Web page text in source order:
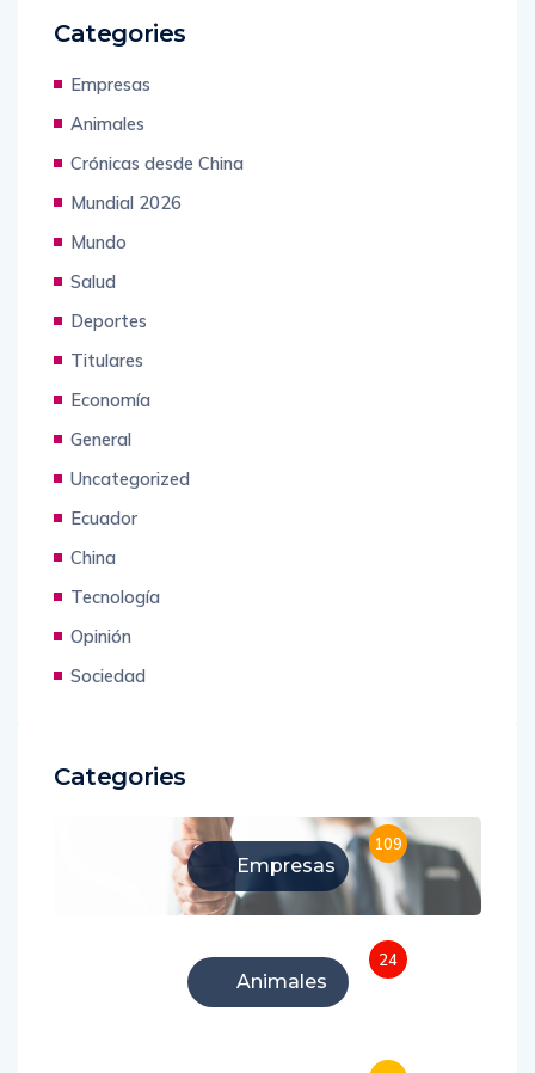
Categories
Empresas
Animales
Crónicas desde China
Mundial 2026
Mundo
Salud
Deportes
Titulares
Economía
General
Uncategorized
Ecuador
China
Tecnología
Opinión
Sociedad
Categories
Empresas
109
Animales
24